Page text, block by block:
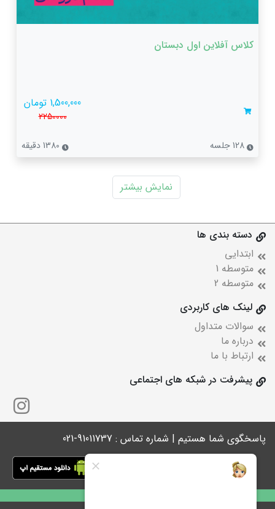
کلاس آفلاین اول دبستان
1,500,000 تومان
2250000
نمایش بیشتر
دسته بندی ها
ابتدایی
متوسطه 1
متوسطه 2
لینک های کاربردی
سوالات متداول
درباره ما
ارتباط با ما
پیشرفت در شبکه های اجتماعی
پاسخگوی شما هستیم | شماره تماس : 91011737-021